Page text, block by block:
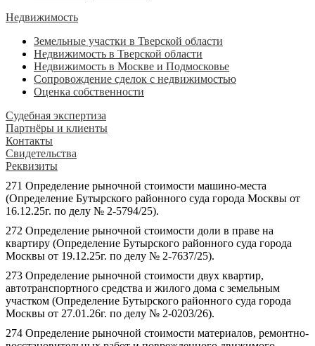
Недвижимость
Земельные участки в Тверской области
Недвижимость в Тверской области
Недвижимость в Москве и Подмосковье
Сопровождение сделок с недвижимостью
Оценка собственности
Судебная экспертиза
Партнёры и клиенты
Контакты
Свидетельства
Реквизиты
271 Определение рыночной стоимости машино-места
(Определение Бутырского районного суда города Москвы от
16.12.25г. по делу № 2-5794/25).
272 Определение рыночной стоимости доли в праве на
квартиру (Определение Бутырского районного суда города
Москвы от 19.12.25г. по делу № 2-7637/25).
273 Определение рыночной стоимости двух квартир,
автотранспортного средства и жилого дома с земельным
участком (Определение Бутырского районного суда города
Москвы от 27.01.26г. по делу № 2-0203/26).
274 Определение рыночной стоимости материалов, ремонтно-